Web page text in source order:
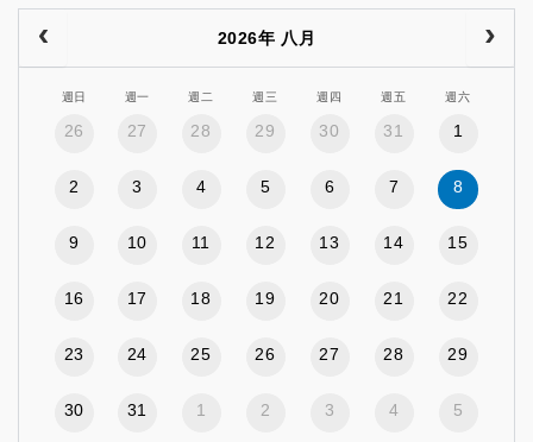
2026年 八月
週日 週一 週二 週三 週四 週五 週六
26 27 28 29 30 31 1
2 3 4 5 6 7 8
9 10 11 12 13 14 15
16 17 18 19 20 21 22
23 24 25 26 27 28 29
30 31 1 2 3 4 5